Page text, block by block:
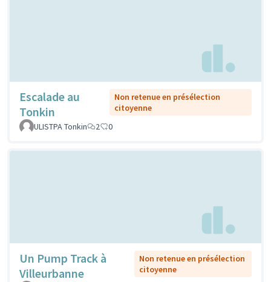
Escalade au
Tonkin
Non retenue en présélection
citoyenne
ULISTPA Tonkin
2 0
Un Pump Track à
Villeurbanne
Non retenue en présélection
citoyenne